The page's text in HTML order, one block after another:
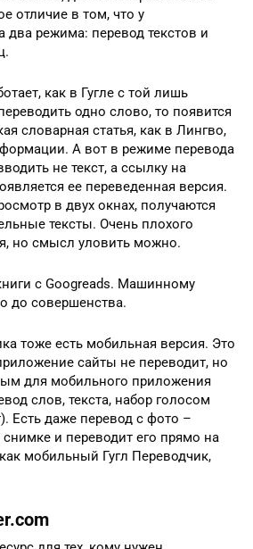
отличие в том, что у
два режима: перевод текстов и
как в Гугле с той лишь
одно слово, то появится
словарная статья, как в Лингво,
А вот в режиме перевода
не текст, а ссылку на
ее переведенная версия.
в двух окнах, получаются
тексты. Очень плохого
но смысл уловить можно.
с Googreads. Машинному
до совершенства.
тоже есть мобильная версия. Это
сайты не переводит, но
для мобильного приложения
слов, текста, набор голосом
Есть даже перевод с фото –
снимке и переводит его прямо на
мобильный Гугл Переводчик,